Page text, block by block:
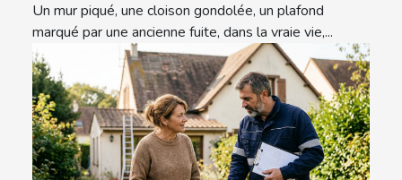
Un mur piqué, une cloison gondolée, un plafond
marqué par une ancienne fuite, dans la vraie vie,...